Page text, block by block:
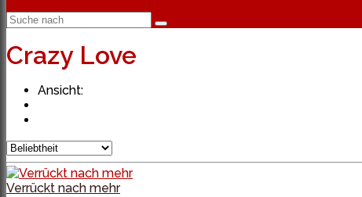
Crazy Love
Ansicht:
Verrückt nach mehr